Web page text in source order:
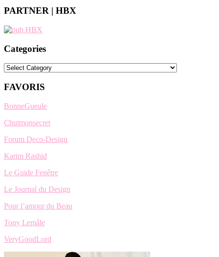
PARTNER | HBX
Categories
Categories
FAVORIS
BonneGueule
Chutmonsecret
Forum Deco-Design
Karim Rashid
Le Guide Fenêtre
Le Journal du Design
Pour l’amour du Beau
Tony Lemâle
VeryGoodLord